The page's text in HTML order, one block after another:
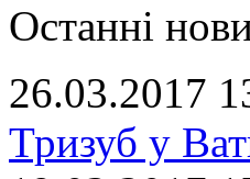
Останні
26.03.2017
Тризуб у